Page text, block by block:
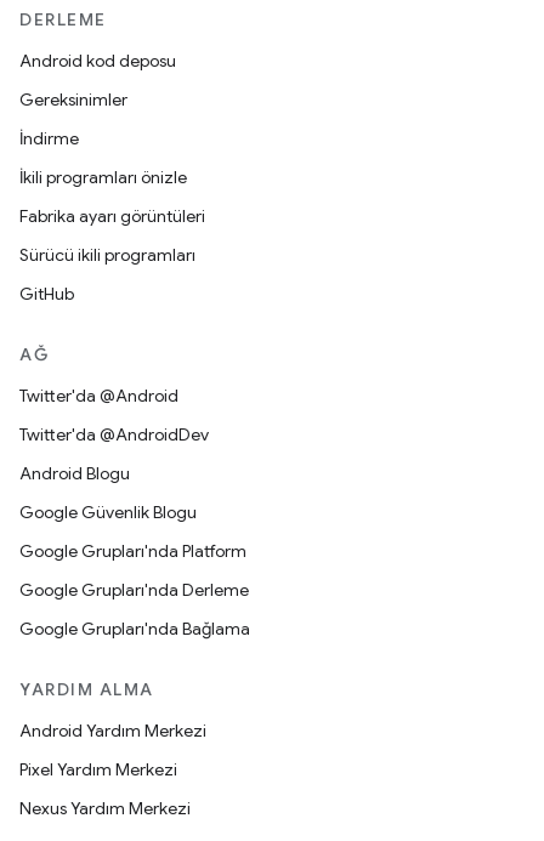
DERLEME
Android kod deposu
Gereksinimler
İndirme
İkili programları önizle
Fabrika ayarı görüntüleri
Sürücü ikili programları
GitHub
AĞ
Twitter'da @Android
Twitter'da @AndroidDev
Android Blogu
Google Güvenlik Blogu
Google Grupları'nda Platform
Google Grupları'nda Derleme
Google Grupları'nda Bağlama
YARDIM ALMA
Android Yardım Merkezi
Pixel Yardım Merkezi
Nexus Yardım Merkezi